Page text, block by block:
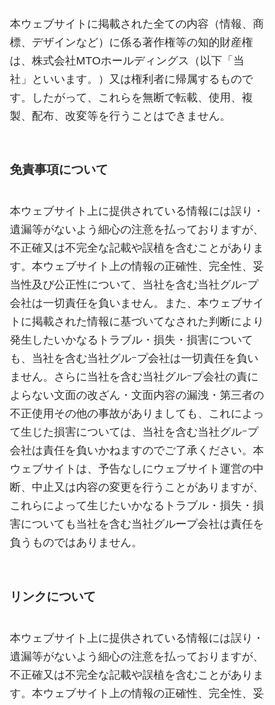
SERVICE
COMPANY
COLUMN
CONTACT
本ウェブサイトに掲載された全ての内容（情報、商
標、デザインなど）に係る著作権等の知的財産権
は、株式会社MTOホールディングス（以下「当
社」といいます。）又は権利者に帰属するもので
す。したがって、これらを無断で転載、使用、複
製、配布、改変等を行うことはできません。
免責事項について
本ウェブサイト上に提供されている情報には誤り・
遺漏等がないよう細心の注意を払っておりますが、
不正確又は不完全な記載や誤植を含むことがありま
す。本ウェブサイト上の情報の正確性、完全性、妥
当性及び公正性について、当社を含む当社グルｰプ
会社は一切責任を負いません。また、本ウェブサイ
トに掲載された情報に基づいてなされた判断により
発生したいかなるトラブル・損失・損害について
も、当社を含む当社グルｰプ会社は一切責任を負い
ません。さらに当社を含む当社グルｰプ会社の責に
よらない文面の改ざん・文面内容の漏洩・第三者の
不正使用その他の事故がありましても、これによっ
て生じた損害については、当社を含む当社グルｰプ
会社は責任を負いかねますのでご了承ください。本
ウェブサイトは、予告なしにウェブサイト運営の中
断、中止又は内容の変更を行うことがありますが、
これらによって生じたいかなるトラブル・損失・損
害についても当社を含む当社グループ会社は責任を
負うものではありません。
リンクについて
本ウェブサイト上に提供されている情報には誤り・
遺漏等がないよう細心の注意を払っておりますが、
不正確又は不完全な記載や誤植を含むことがありま
す。本ウェブサイト上の情報の正確性、完全性、妥